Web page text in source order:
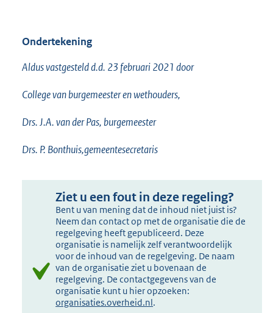
Ondertekening
Aldus vastgesteld d.d. 23 februari 2021 door
College van burgemeester en wethouders,
Drs. J.A. van der Pas, burgemeester
Drs. P. Bonthuis,gemeentesecretaris
Ziet u een fout in deze regeling?
Bent u van mening dat de inhoud niet juist is?
Neem dan contact op met de organisatie die de
regelgeving heeft gepubliceerd. Deze
organisatie is namelijk zelf verantwoordelijk
voor de inhoud van de regelgeving. De naam
van de organisatie ziet u bovenaan de
regelgeving. De contactgegevens van de
organisatie kunt u hier opzoeken:
organisaties.overheid.nl.